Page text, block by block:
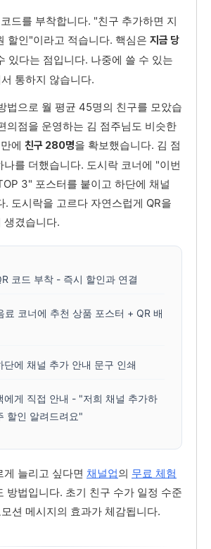
드를 부착합니다. "친구 추가하면 지
할인"이라고 적습니다. 핵심은 지금 당
있다는 점입니다. 나중에 쓸 수 있는
통하지 않습니다.
법으로 월 평균 45명의 친구를 모았습
의점을 운영하는 김 점주님도 비슷한
에 친구 280명을 확보했습니다. 김 점
나를 더했습니다. 도시락 코너에 "이번
3" 포스터를 붙이고 하단에 채널
. 도시락을 고르다 자연스럽게 QR을
생겼습니다.
코드 부착 - 즉시 할인과 연결
료 코너에 추천 상품 포스터 + QR 배
단에 채널 추가 안내 문구 인쇄
에게 직접 안내 - "저희 채널 추가하
할인 알려드려요"
늘리고 싶다면 채널업의 무료 체험
방법입니다. 초기 친구 수가 일정 수준
션 메시지의 효과가 체감됩니다.